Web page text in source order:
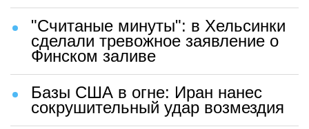
"Считаные минуты": в Хельсинки
сделали тревожное заявление о
Финском заливе
Базы США в огне: Иран нанес
сокрушительный удар возмездия